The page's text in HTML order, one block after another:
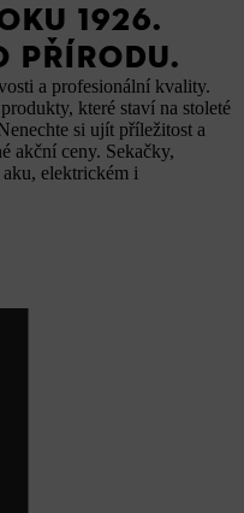
1926.
PŘÍRODU.
a profesionální kvality.
které staví na stoleté
si ujít příležitost a
akční ceny. Sekačky,
elektrickém i